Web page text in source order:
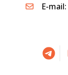
E-mail: